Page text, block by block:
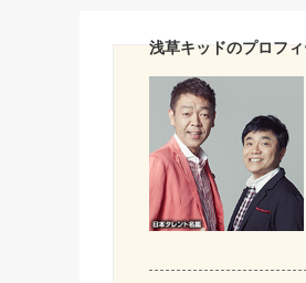
浅草キッドのプロフ